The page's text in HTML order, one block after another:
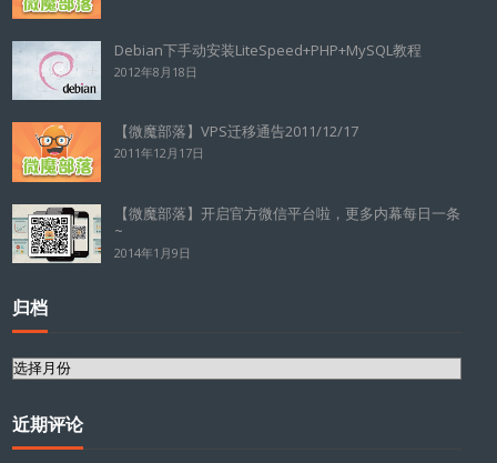
Debian下手动安装LiteSpeed+PHP+MySQL教程
2012年8月18日
【微魔部落】VPS迁移通告2011/12/17
2011年12月17日
【微魔部落】开启官方微信平台啦，更多内幕每日一条
~
2014年1月9日
归档
归
近期评论